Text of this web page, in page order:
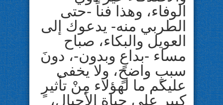
الوفاء، وهذا فناً -حتى
الطربي منه- يدعوك إلى
العويل والبكاء، صباح
مساء -بداعٍ وبدون-، دونَ
سببٍ واضحٍ، ولا يخفى
عليكم ما لهؤلاء مِنْ تأثيرٍ
كبيرٍ على حياةِ الأجيالِ،